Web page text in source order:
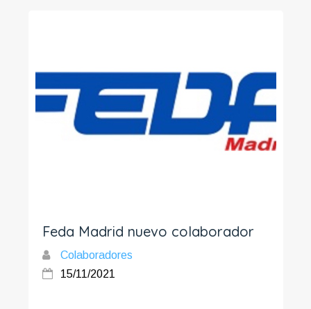
Feda Madrid nuevo colaborador
Colaboradores
15/11/2021